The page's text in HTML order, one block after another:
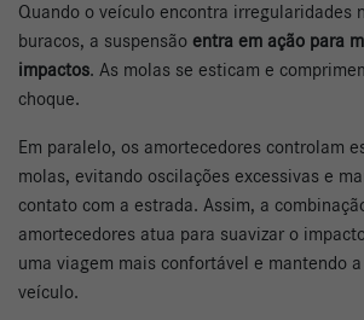
Quando o veículo encontra irregularidades
buracos, a suspensão entra em ação para
impactos. As molas se esticam e
choque.
Em paralelo, os amortecedores controlam
molas, evitando oscilações excessivas e
contato com a estrada. Assim, a
amortecedores atua para suavizar o
uma viagem mais confortável e mantendo
veículo.